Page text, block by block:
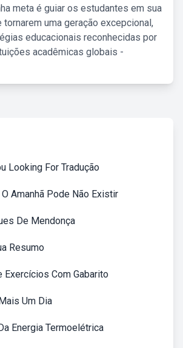
meta é guiar os estudantes em sua
tornarem uma geração excepcional,
educacionais reconhecidas por
acadêmicas globais -
Looking For Tradução
Amanhã Pode Não Existir
De Mendonça
Resumo
Exercícios Com Gabarito
Um Dia
Energia Termoelétrica